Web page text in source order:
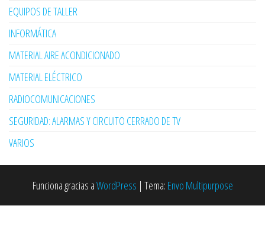
EQUIPOS DE TALLER
INFORMÁTICA
MATERIAL AIRE ACONDICIONADO
MATERIAL ELÉCTRICO
RADIOCOMUNICACIONES
SEGURIDAD: ALARMAS Y CIRCUITO CERRADO DE TV
VARIOS
Funciona gracias aWordPress | Tema: Envo Multipurpose